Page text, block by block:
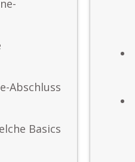
Abschluss
Basics